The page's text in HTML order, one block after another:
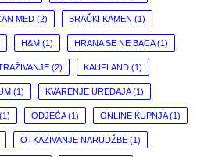
MED (2) BRAČKI KAMEN (1)
H&M (1) HRANA SE NE BACA(1)
(2) KAUFLAND (1)
(1) KVARENJE UREĐAJA(1)
ODJEĆA(1) ONLINE KUPNJA(1)
OTKAZIVANJE NARUDŽBE (1)